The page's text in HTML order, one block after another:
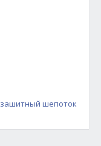
зашитный шепоток